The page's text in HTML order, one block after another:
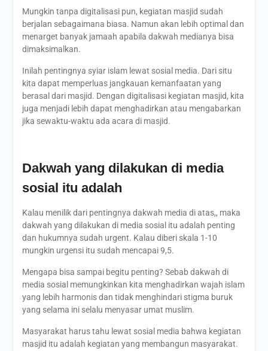
Mungkin tanpa digitalisasi pun, kegiatan masjid sudah
berjalan sebagaimana biasa. Namun akan lebih optimal dan
menarget banyak jamaah apabila dakwah medianya bisa
dimaksimalkan.
Inilah pentingnya syiar islam lewat sosial media. Dari situ
kita dapat memperluas jangkauan kemanfaatan yang
berasal dari masjid. Dengan digitalisasi kegiatan masjid, kita
juga menjadi lebih dapat menghadirkan atau mengabarkan
jika sewaktu-waktu ada acara di masjid.
Dakwah yang dilakukan di media
sosial itu adalah
Kalau menilik dari pentingnya dakwah media di atas,, maka
dakwah yang dilakukan di media sosial itu adalah penting
dan hukumnya sudah urgent. Kalau diberi skala 1-10
mungkin urgensi itu sudah mencapai 9,5.
Mengapa bisa sampai begitu penting? Sebab dakwah di
media sosial memungkinkan kita menghadirkan wajah islam
yang lebih harmonis dan tidak menghindari stigma buruk
yang selama ini selalu menyasar umat muslim.
Masyarakat harus tahu lewat sosial media bahwa kegiatan
masjid itu adalah kegiatan yang membangun masyarakat.